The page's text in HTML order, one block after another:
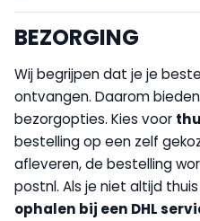
BEZORGING
Wij begrijpen dat je je
ontvangen. Daarom
bezorgopties. Kies voor
bestelling op een zelf
afleveren, de bestelling
postnl. Als je niet altijd
ophalen bij een DHL